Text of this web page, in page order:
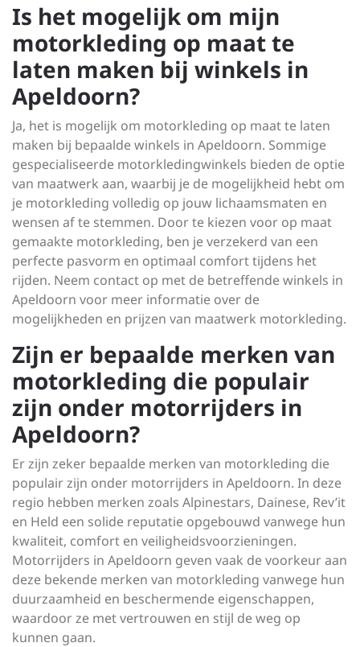
Is het mogelijk om mijn
motorkleding op maat te
laten maken bij winkels in
Apeldoorn?
Ja, het is mogelijk om motorkleding op maat te laten
maken bij bepaalde winkels in Apeldoorn. Sommige
gespecialiseerde motorkledingwinkels bieden de optie
van maatwerk aan, waarbij je de mogelijkheid hebt om
je motorkleding volledig op jouw lichaamsmaten en
wensen af te stemmen. Door te kiezen voor op maat
gemaakte motorkleding, ben je verzekerd van een
perfecte pasvorm en optimaal comfort tijdens het
rijden. Neem contact op met de betreffende winkels in
Apeldoorn voor meer informatie over de
mogelijkheden en prijzen van maatwerk motorkleding.
Zijn er bepaalde merken van
motorkleding die populair
zijn onder motorrijders in
Apeldoorn?
Er zijn zeker bepaalde merken van motorkleding die
populair zijn onder motorrijders in Apeldoorn. In deze
regio hebben merken zoals Alpinestars, Dainese, Rev’it
en Held een solide reputatie opgebouwd vanwege hun
kwaliteit, comfort en veiligheidsvoorzieningen.
Motorrijders in Apeldoorn geven vaak de voorkeur aan
deze bekende merken van motorkleding vanwege hun
duurzaamheid en beschermende eigenschappen,
waardoor ze met vertrouwen en stijl de weg op
kunnen gaan.